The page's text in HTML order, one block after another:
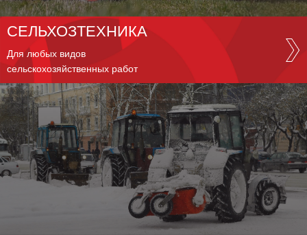
СЕЛЬХОЗТЕХНИКА
Для любых видов
сельскохозяйственных работ